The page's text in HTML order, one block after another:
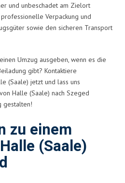
und unbeschadet am Zielort
Verpackung und
sowie den sicheren Transport
Umzug ausgeben, wenn es die
gibt? Kontaktiere
(Saale) jetzt und lass uns
Halle (Saale) nach Szeged
gestalten!
zu einem
(Saale)